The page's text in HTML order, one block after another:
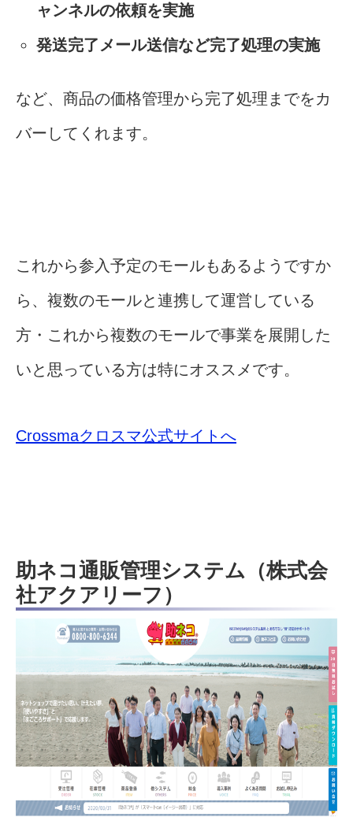
ャンネルの依頼を実施
発送完了メール送信など完了処理の実施
など、商品の価格管理から完了処理までをカ
バーしてくれます。
これから参入予定のモールもあるようですか
ら、複数のモールと連携して運営している
方・これから複数のモールで事業を展開した
いと思っている方は特にオススメです。
Crossmaクロスマ公式サイトへ
助ネコ通販管理システム（株式会
社アクアリーフ）